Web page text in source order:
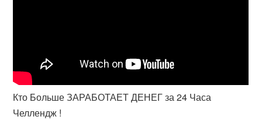
Кто Больше ЗАРАБОТАЕТ ДЕНЕГ за 24 Часа
Челлендж !